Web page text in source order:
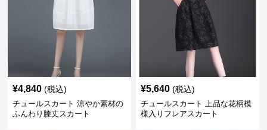
¥4,840 (税込)
チュールスカート 涼やか素材の
ふんわり膝丈スカート
¥5,640 (税込)
チュールスカート 上品な花柄模
様入りフレアスカート